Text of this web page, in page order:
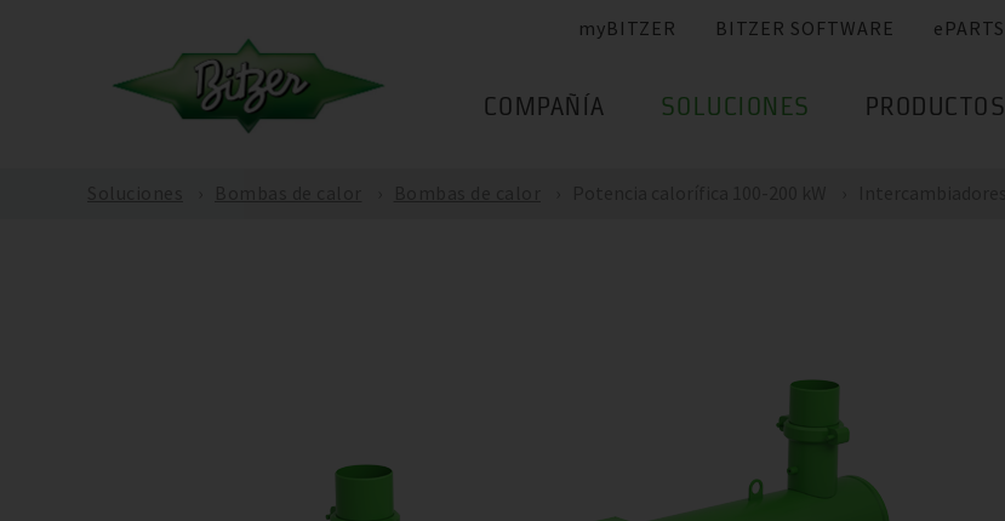
myBITZER BITZER SOFTWARE ePARTS
COMPAÑÍA SOLUCIONES PRODUCTOS